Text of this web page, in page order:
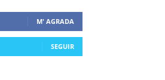
M' AGRADA
SEGUIR